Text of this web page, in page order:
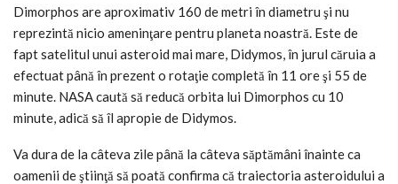
Dimorphos are aproximativ 160 de metri în diametru şi nu
reprezintă nicio ameninţare pentru planeta noastră. Este de
fapt satelitul unui asteroid mai mare, Didymos, în jurul căruia a
efectuat până în prezent o rotaţie completă în 11 ore şi 55 de
minute. NASA caută să reducă orbita lui Dimorphos cu 10
minute, adică să îl apropie de Didymos.
Va dura de la câteva zile până la câteva săptămâni înainte ca
oamenii de ştiinţă să poată confirma că traiectoria asteroidului a